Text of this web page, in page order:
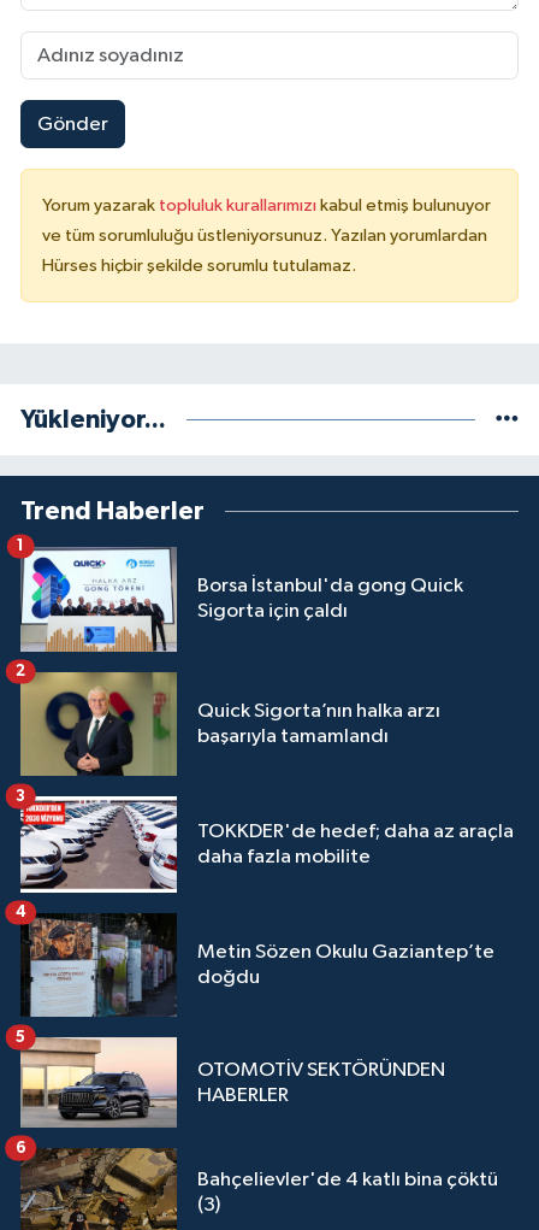
Gönder
Yorum yazarak topluluk kurallarımızı kabul etmiş bulunuyor
ve tüm sorumluluğu üstleniyorsunuz. Yazılan yorumlardan
Hürses hiçbir şekilde sorumlu tutulamaz.
Yükleniyor...
Trend Haberler
Borsa İstanbul'da gong Quick
Sigorta için çaldı
1
Quick Sigorta’nın halka arzı
başarıyla tamamlandı
2
TOKKDER'de hedef; daha az araçla
daha fazla mobilite
3
Metin Sözen Okulu Gaziantep’te
doğdu
4
OTOMOTİV SEKTÖRÜNDEN
HABERLER
5
Bahçelievler'de 4 katlı bina çöktü
(3)
6